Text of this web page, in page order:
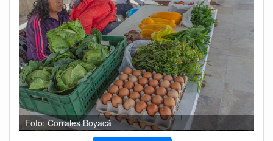
Foto: Corrales Boyacá